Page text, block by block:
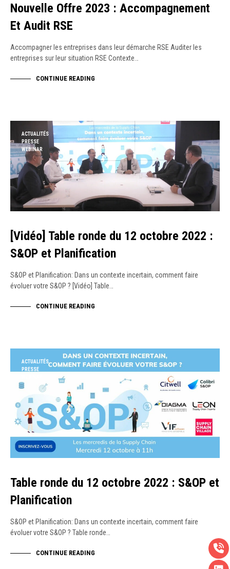
Nouvelle Offre 2023 : Accompagnement
Et Audit RSE
Accompagner les entreprises dans leur démarche RSE Auditer les
entreprises sur leur situation RSE Contexte…
CONTINUE READING
ACTUALITÉS
PRESSE
WEBINAR
[Vidéo] Table ronde du 12 octobre 2022 :
S&OP et Planification
S&OP et Planification: Dans un contexte incertain, comment faire
évoluer votre S&OP ? [Vidéo] Table…
CONTINUE READING
ACTUALITÉS
PRESSE
Table ronde du 12 octobre 2022 : S&OP et
Planification
S&OP et Planification: Dans un contexte incertain, comment faire
évoluer votre S&OP ? Table ronde…
CONTINUE READING